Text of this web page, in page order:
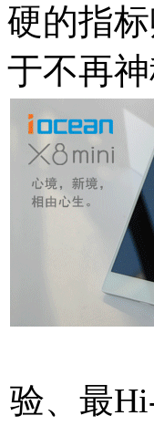
硬的指
于不再
验、最